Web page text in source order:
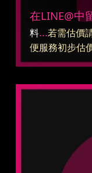
在LINE@中
料...若需估價
便服務初步估